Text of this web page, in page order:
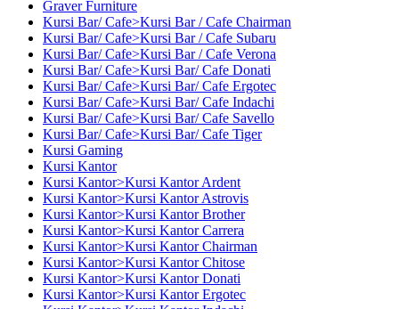
Graver Furniture
Kursi Bar/ Cafe>Kursi Bar / Cafe Chairman
Kursi Bar/ Cafe>Kursi Bar / Cafe Subaru
Kursi Bar/ Cafe>Kursi Bar / Cafe Verona
Kursi Bar/ Cafe>Kursi Bar/ Cafe Donati
Kursi Bar/ Cafe>Kursi Bar/ Cafe Ergotec
Kursi Bar/ Cafe>Kursi Bar/ Cafe Indachi
Kursi Bar/ Cafe>Kursi Bar/ Cafe Savello
Kursi Bar/ Cafe>Kursi Bar/ Cafe Tiger
Kursi Gaming
Kursi Kantor
Kursi Kantor>Kursi Kantor Ardent
Kursi Kantor>Kursi Kantor Astrovis
Kursi Kantor>Kursi Kantor Brother
Kursi Kantor>Kursi Kantor Carrera
Kursi Kantor>Kursi Kantor Chairman
Kursi Kantor>Kursi Kantor Chitose
Kursi Kantor>Kursi Kantor Donati
Kursi Kantor>Kursi Kantor Ergotec